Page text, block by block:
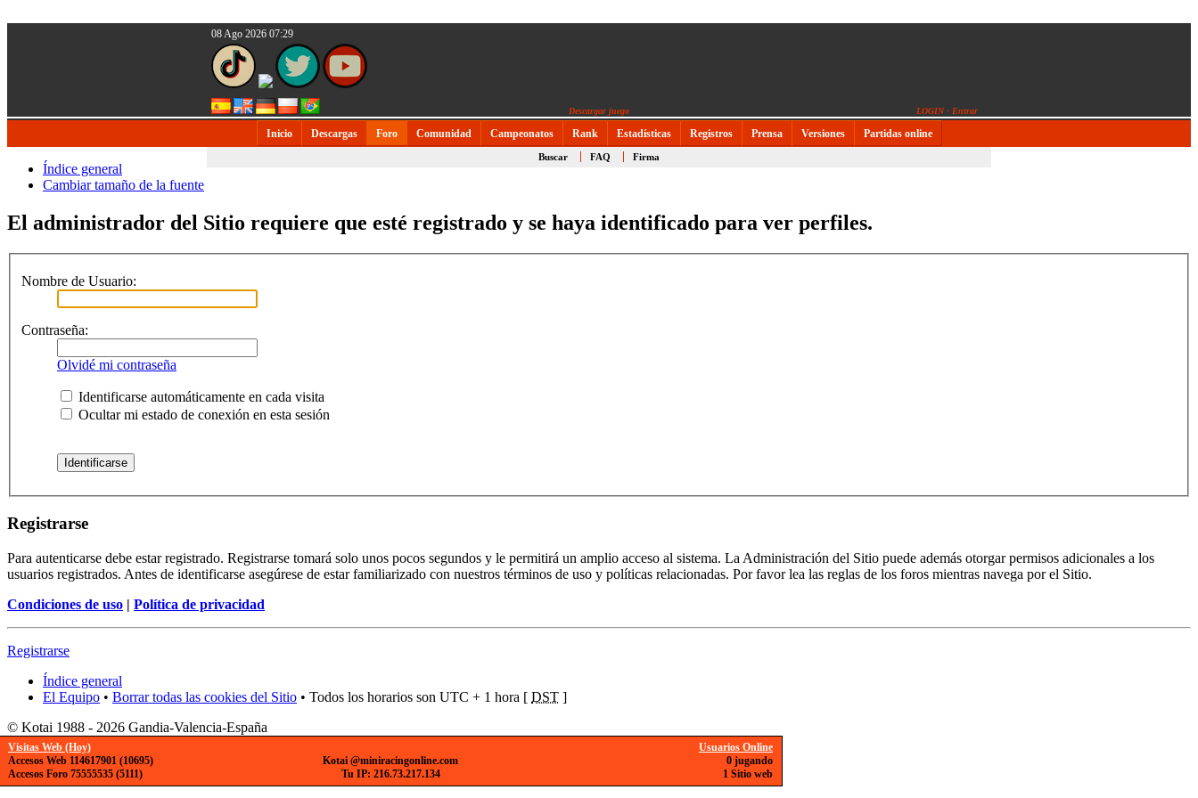
08 Ago 2026 07:29
Descargar juego LOGIN - Entrar
Inicio Descargas Foro Comunidad Campeonatos Rank Estadísticas Registros Prensa Versiones Partidas online
Buscar FAQ Firma
Índice general
Cambiar tamaño de la fuente
El administrador del Sitio requiere que esté registrado y se haya identificado para ver perfiles.
Nombre de Usuario:
Contraseña:
Olvidé mi contraseña
Identificarse automáticamente en cada visita
Ocultar mi estado de conexión en esta sesión
Registrarse
Para autenticarse debe estar registrado. Registrarse tomará solo unos pocos segundos y le permitirá un amplio acceso al sistema. La Administración del Sitio puede además otorgar permisos adicionales a los
usuarios registrados. Antes de identificarse asegúrese de estar familiarizado con nuestros términos de uso y políticas relacionadas. Por favor lea las reglas de los foros mientras navega por el Sitio.
Condiciones de uso | Política de privacidad
Registrarse
Índice general
El Equipo • Borrar todas las cookies del Sitio • Todos los horarios son UTC + 1 hora [ DST ]
© Kotai 1988 - 2026 Gandia-Valencia-España
Usuarios Online
0 jugando
1 Sitio web
Visitas Web (Hoy)
Accesos Web 114617901 (10695)
Accesos Foro 75555535 (5111)
Kotai @miniracingonline.com
Tu IP: 216.73.217.134